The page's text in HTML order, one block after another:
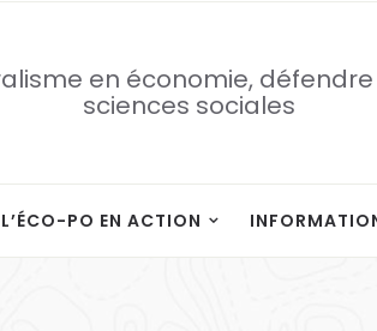
en économie,
sciences sociales
L’ÉCO-PO EN ACTION